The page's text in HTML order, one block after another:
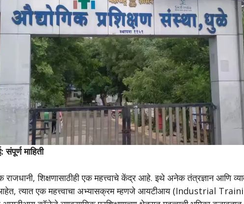
माहिती
राजधानी, शिक्षणासाठीही एक महत्त्वाचे केंद्र आहे. इथे अनेक तंत्रज्ञान आणि
त्यात एक महत्त्वाचा अभ्यासक्रम म्हणजे आयटीआय (Industrial